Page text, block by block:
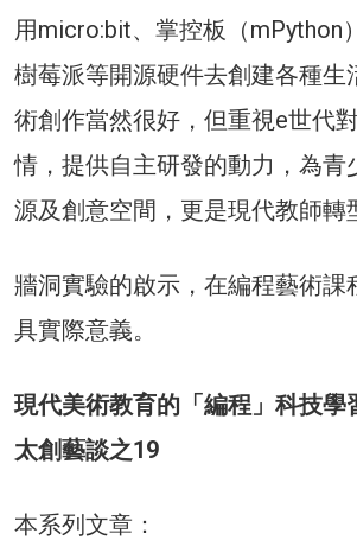
用micro:bit、掌控板（mPython
樹莓派等開源硬件去創建各種生
術創作當然很好，但重視e世代
情，提供自主研發的動力，為青
源及創意空間，更是現代教師轉
牆洞實驗的啟示，在編程藝術課
具實際意義。
現代美術教育的「編程」科技
太創藝談之19
本系列文章：